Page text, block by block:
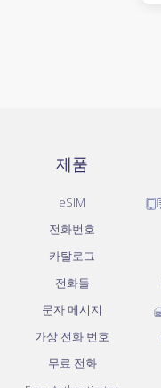
제품
eSIM
전화번호
카탈로그
전화들
문자 메시지
가상 전화 번호
무료 전화